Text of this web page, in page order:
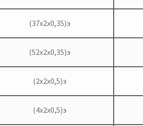
(37х2х0,35)э
(52х2х0,35)э
(2х2х0,5)э
(4х2х0,5)э